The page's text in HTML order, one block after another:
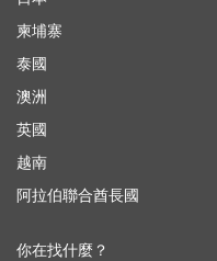
柬埔寨
泰國
澳洲
英國
越南
阿拉伯聯合酋長國
你在找什麼？